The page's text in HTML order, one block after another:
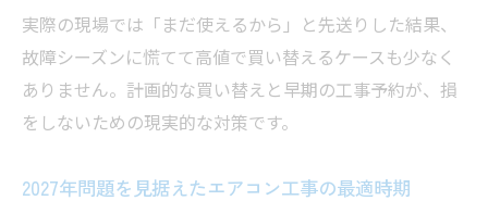
実際の現場では「まだ使えるから」と先送りした結果、
故障シーズンに慌てて高値で買い替えるケースも少なく
ありません。計画的な買い替えと早期の工事予約が、損
をしないための現実的な対策です。
2027年問題を見据えたエアコン工事の最適時期